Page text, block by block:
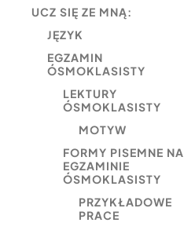
UCZ SIĘ ZE MNĄ:
JĘZYK
EGZAMIN
ÓSMOKLASISTY
LEKTURY
ÓSMOKLASISTY
MOTYW
FORMY PISEMNE NA
EGZAMINIE
ÓSMOKLASISTY
PRZYKŁADOWE
PRACE